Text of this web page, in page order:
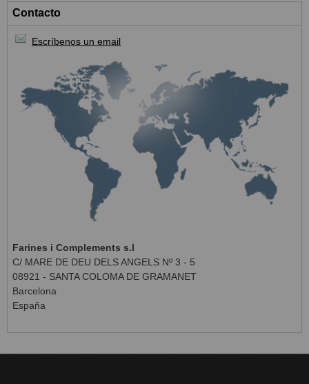
Contacto
Escríbenos un email
Farines i Complements s.l
C/ MARE DE DEU DELS ANGELS Nº 3 - 5
08921 - SANTA COLOMA DE GRAMANET
Barcelona
España